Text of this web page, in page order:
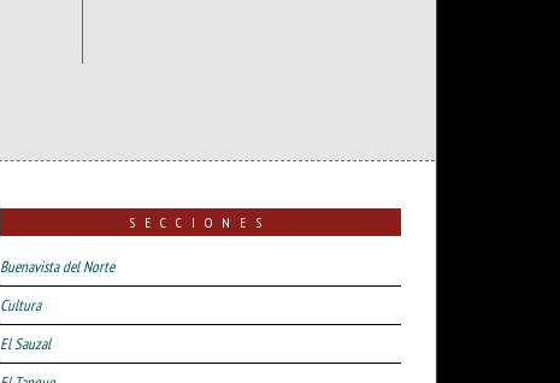
SECCIONES
Buenavista del Norte
Cultura
El Sauzal